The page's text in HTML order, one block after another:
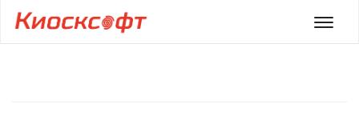
Меню